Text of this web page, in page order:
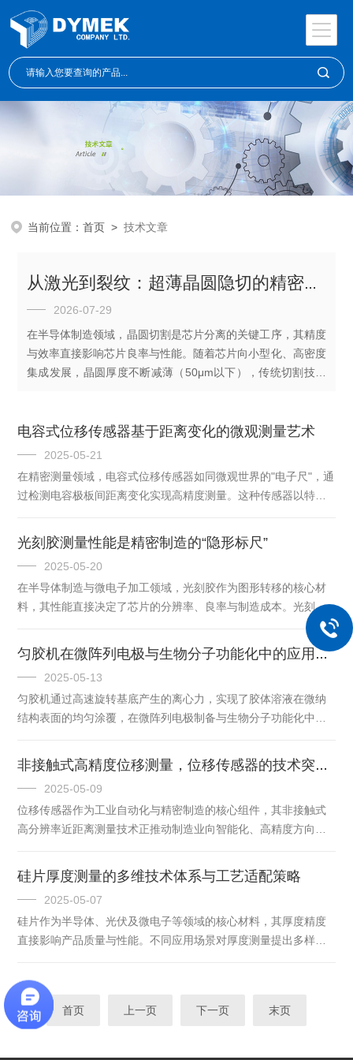
当前位置：首页 >技术文章
从激光到裂纹：超薄晶圆隐切的精密工艺解析
2026-07-29
在半导体制造领域，晶圆切割是芯片分离的关键工序，其精度
与效率直接影响芯片良率与性能。随着芯片向小型化、高密度
集成发展，晶圆厚度不断减薄（50μm以下），传统切割技术
电容式位移传感器基于距离变化的微观测量艺术
2025-05-21
在精密测量领域，电容式位移传感器如同微观世界的"电子尺"，通
过检测电容极板间距离变化实现高精度测量。这种传感器以特殊
达头发丝直径的千分之一。一、距离变化引发电容效应电容式位
移传感器的核心原理基于平板电容器的结构特性。由固定极板与
可移动极板组成的电容单元，其电容量C=ε（A/d），其中ε为介质
介电常数，A为极板正对面积，d为板间距。当移动极板与固定极
板间距d改变0.01μm时，在30pF基准电容下，输出电容变化量ΔC
光刻胶测量性能是精密制造的“隐形标尺”
2025-05-20
在半导体制造与微电子加工领域，光刻胶作为图形转移的核心材
料，其性能直接决定了芯片的分辨率、良率与制造成本。光刻胶
测量技术通过精准评估其厚度、粘附性、对比度等关键参数，成
为工艺优化与质量控制的核心环节。本文将从测量精度、稳定性
与可靠性三大维度深入剖析光刻胶测量性能，并结合实际案例揭
示其在行业中的战略价值。一、测量性能的核心维度1.精度：纳米
级分辨率的基石光刻胶厚度测量需达到亚纳米级精度。例如，在
7nm制程中，光刻胶厚度波动超过1nm即可能导致线宽偏差，进
匀胶机在微阵列电极与生物分子功能化中的应用探索
2025-05-13
匀胶机通过高速旋转基底产生的离心力，实现了胶体溶液在微纳
结构表面的均匀涂覆，在微阵列电极制备与生物分子功能化中展
水凝胶等材料的成膜厚度与均匀性。例如，在制备微阵列化水凝
胶电极时，匀胶机将水凝胶前驱液均匀铺展在微阵列硅片基底
上，结合真空干燥与退火处理，可显著降低水凝胶与基底间的结
合力，从而获得规则、完整的微米级四棱柱状或金字塔状导电水
凝胶阵列。这种结构可提升电极的电化学活性表面积，增强
非接触式高精度位移测量，位移传感器的技术突破与应用实践
2025-05-09
位移传感器作为工业自动化与精密制造的核心组件，其非接触式
高分辨率近距离测量技术正推动制造业向智能化、高精度方向演
机械磨损与环境干扰，实现了亚微米级位移测量，广泛应用于半
导体加工、航空航天与医疗设备领域。一、技术原理与核心优势1.
电容式位移传感器：纳米级分辨率的范例采用平行板电容器结
构，当被测物体（金属或导电体）靠近时，电容值随距离线性变
化。例如MicroSense8800系列传感器，通过优化电极几何结构与
硅片厚度测量的多维技术体系与工艺适配策略
2025-05-07
硅片作为半导体、光伏及微电子等领域的核心材料，其厚度精度
直接影响产品质量与性能。不同应用场景对厚度测量提出多样化
实际应用场景，系统阐述多种硅片厚度测量方法。一、接触式测
量：机械与压电技术的结合1.机械测微计法通过螺旋测微器或千分
尺对硅片进行接触式测量，操作简单直观。然而受限于测量点数
首页 上一页 下一页 末页